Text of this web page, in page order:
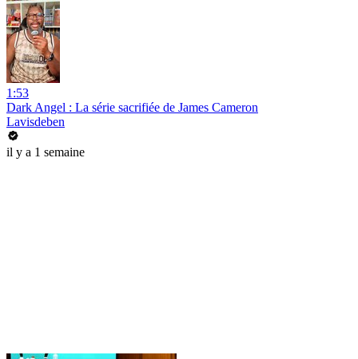
1:53
Dark Angel : La série sacrifiée de James Cameron
Lavisdeben
il y a 1 semaine